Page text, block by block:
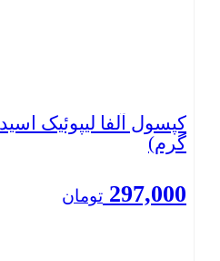
گرم)
297,000 تومان